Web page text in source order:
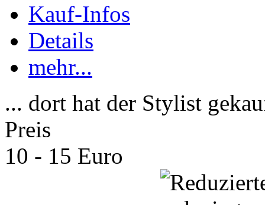
Kauf-Infos
Details
mehr...
... dort hat der Stylist
Preis
10 - 15 Euro